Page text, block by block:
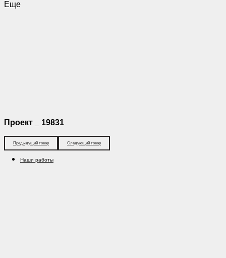
Еще
Проект _ 19831
Предыдущий товар Следующий товар
Наши работы